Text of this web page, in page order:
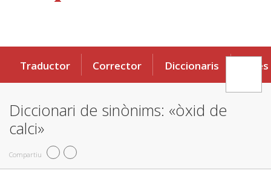
Traductor Corrector Diccionaris Eines
Diccionari de sinònims: «òxid de
calci»
Compartiu